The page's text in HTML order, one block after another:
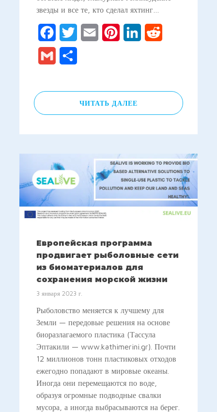
звезды и все те, кто сделал яхтинг…
FacebookTwitter Email PinterestLinkedIn
Gmail
ЧИТАТЬ ДАЛЕЕ
Европейская программа
продвигает рыболовные сети
из биоматериалов для
сохранения морской жизни
3 января 2023 г.
Рыболовство меняется к лучшему для
Земли — передовые решения на основе
биоразлагаемого пластика (Тассула
Эптакили — www.kathimerini.gr). Почти
12 миллионов тонн пластиковых отходов
ежегодно попадают в мировые океаны.
Иногда они перемещаются по воде,
образуя огромные подводные свалки
мусора, а иногда выбрасываются на берег.